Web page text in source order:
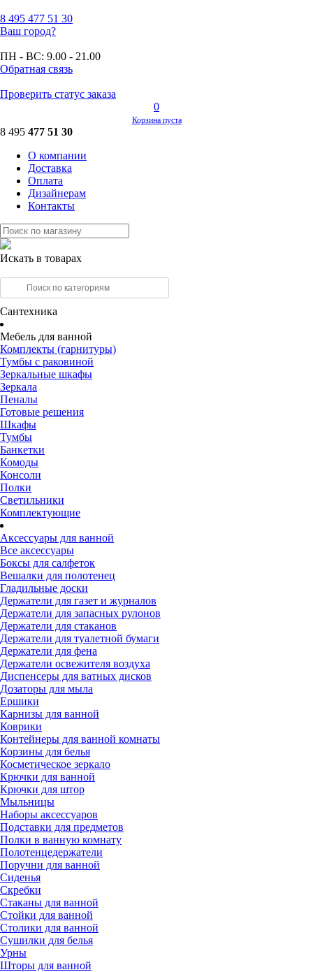
8 495 477 51 30
Ваш город?
ПН - ВС: 9.00 - 21.00
Обратная связь
Проверить статус заказа
0
Корзина пуста
8 495 477 51 30
О компании
Доставка
Оплата
Дизайнерам
Контакты
Искать в товарах
Сантехника
Мебель для ванной
Комплекты (гарнитуры)
Тумбы с раковиной
Зеркальные шкафы
Зеркала
Пеналы
Готовые решения
Шкафы
Тумбы
Банкетки
Комоды
Консоли
Полки
Светильники
Комплектующие
Аксессуары для ванной
Все аксессуары
Боксы для салфеток
Вешалки для полотенец
Гладильные доски
Держатели для газет и журналов
Держатели для запасных рулонов
Держатели для стаканов
Держатели для туалетной бумаги
Держатели для фена
Держатели освежителя воздуха
Диспенсеры для ватных дисков
Дозаторы для мыла
Ершики
Карнизы для ванной
Коврики
Контейнеры для ванной комнаты
Корзины для белья
Косметическое зеркало
Крючки для ванной
Крючки для штор
Мыльницы
Наборы аксессуаров
Подставки для предметов
Полки в ванную комнату
Полотенцедержатели
Поручни для ванной
Сиденья
Скребки
Стаканы для ванной
Стойки для ванной
Столики для ванной
Сушилки для белья
Урны
Шторы для ванной